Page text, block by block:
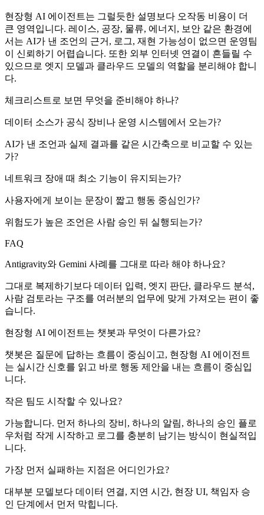
현장형 AI 에이전트는 그럴듯한 설명보다 오작동 비용이 더
큰 영역입니다. 레이스, 공장, 물류, 에너지, 보안 같은 환경에
서는 AI가 낸 조언의 근거, 로그, 재현 가능성이 없으면 운영팀
이 신뢰하기 어렵습니다. 또한 외부 인터넷 연결이 흔들릴 수
있으므로 엣지 모델과 클라우드 모델의 역할을 분리해야 합니
다.
체크리스트로 보면 무엇을 준비해야 하나?
데이터 소스가 공식 장비나 운영 시스템에서 오는가?
AI가 낸 조언과 실제 결과를 같은 시간축으로 비교할 수 있는
가?
네트워크 장애 때 최소 기능이 유지되는가?
사용자에게 보이는 문장이 짧고 행동 중심인가?
위험도가 높은 조언은 사람 승인 뒤 실행되는가?
FAQ
Antigravity와 Gemini 사례를 그대로 따라 해야 하나요?
그대로 복제하기보다 데이터 입력, 엣지 판단, 클라우드 분석,
사람 검토라는 구조를 여러분의 업무에 맞게 가져오는 편이 좋
습니다.
현장형 AI 에이전트는 챗봇과 무엇이 다른가요?
챗봇은 질문에 답하는 흐름이 중심이고, 현장형 AI 에이전트
는 실시간 신호를 읽고 바로 행동 제안을 내는 흐름이 중심입
니다.
작은 팀도 시작할 수 있나요?
가능합니다. 먼저 하나의 장비, 하나의 알림, 하나의 승인 플로
우처럼 작게 시작하고 로그를 충분히 남기는 방식이 현실적입
니다.
가장 먼저 실패하는 지점은 어디인가요?
대부분 모델보다 데이터 연결, 지연 시간, 현장 UI, 책임자 승
인 단계에서 먼저 막힙니다.